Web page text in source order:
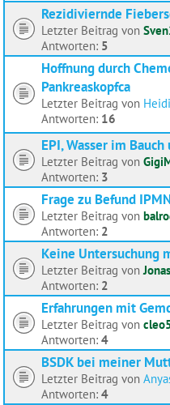
Rezidiviernde
Letzter Beitrag von
Antworten: 5
Hoffnung durch
Pankreaskopfca
Letzter Beitrag von
Antworten: 16
EPI, Wasser im
Letzter Beitrag von
Antworten: 3
Frage zu Befund
Letzter Beitrag von
Antworten: 2
Keine Untersuchung
Letzter Beitrag von
Antworten: 2
Erfahrungen mit
Letzter Beitrag von
Antworten: 4
BSDK bei meiner
Letzter Beitrag von
Antworten: 4